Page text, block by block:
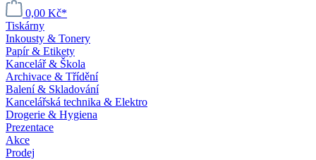
0,00 Kč*
Tiskárny
Inkousty & Tonery
Papír & Etikety
Kancelář & Škola
Archivace & Třídění
Balení & Skladování
Kancelářská technika & Elektro
Drogerie & Hygiena
Prezentace
Akce
Prodej